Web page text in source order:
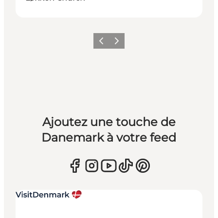
PrécédentSuivant
Ajoutez une touche de
Danemark à votre feed